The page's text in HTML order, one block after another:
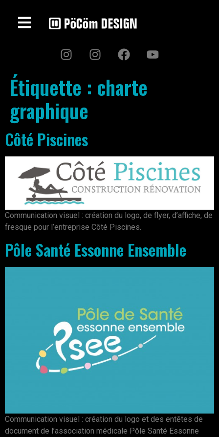
Étiquette : charte
graphique
Côté Piscines
Communication visuel : création du logo, de flyer, d’affiche, de
fresque pour l’entreprise Côté Piscines.
Pôle Santé Essonne Ensemble
Communication visuel : création du logo et des entêtes de
document de l’association médicale Pôle Santé Essonne